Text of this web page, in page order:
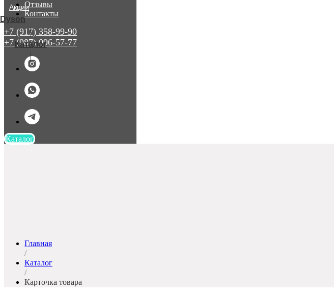
Акции
Dyson
ㅤКаталог
Отзывы
Контакты
+7 (917) 358-99-90
+7 (987) 096-57-77
Каталог
Главная
/
Каталог
/
Карточка товара